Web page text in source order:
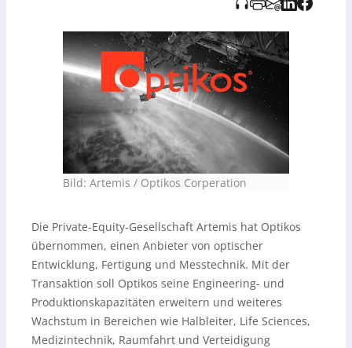
Bild: Artemis / Optikos Corperation
Die Private-Equity-Gesellschaft Artemis hat Optikos
übernommen, einen Anbieter von optischer
Entwicklung, Fertigung und Messtechnik. Mit der
Transaktion soll Optikos seine Engineering- und
Produktionskapazitäten erweitern und weiteres
Wachstum in Bereichen wie Halbleiter, Life Sciences,
Medizintechnik, Raumfahrt und Verteidigung